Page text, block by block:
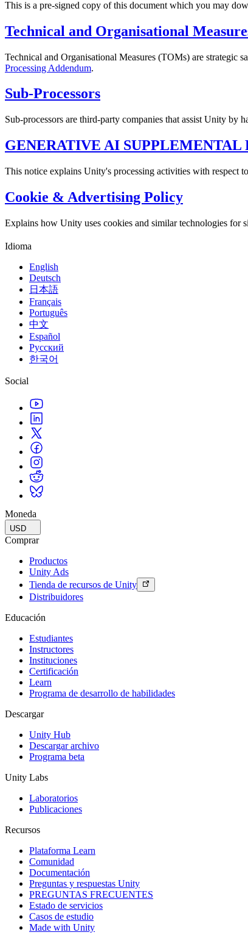
This is a pre-signed copy of this document which you may
Technical and Organisational
Technical and Organisational Measures (TOMs) are strategic
Processing Addendum.
Sub-Processors
Sub-processors are third-party companies that assist Unity by
GENERATIVE AI SUPPLEMENTAL
This notice explains Unity's processing activities with respect
Cookie & Advertising Policy
Explains how Unity uses cookies and similar technologies for
Idioma
English
Deutsch
日本語
Français
Português
中文
Español
Русский
한국어
Social
Moneda
USD
Comprar
Productos
Unity Ads
Tienda de recursos de Unity
Distribuidores
Educación
Estudiantes
Instructores
Instituciones
Certificación
Learn
Programa de desarrollo de habilidades
Descargar
Unity Hub
Descargar archivo
Programa beta
Unity Labs
Laboratorios
Publicaciones
Recursos
Plataforma Learn
Comunidad
Documentación
Preguntas y respuestas Unity
PREGUNTAS FRECUENTES
Estado de servicios
Casos de estudio
Made with Unity